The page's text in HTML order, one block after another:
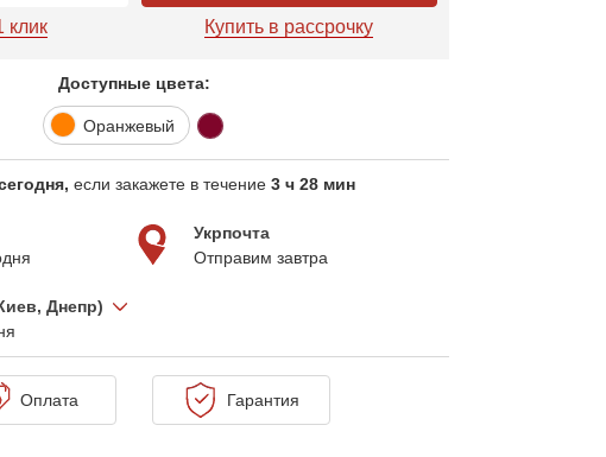
клик Купить в рассрочку
Доступные цвета:
Оранжевый
если закажете в течение3 ч 28 мин
Укрпочта
Отправим завтра
Днепр)
Оплата Гарантия